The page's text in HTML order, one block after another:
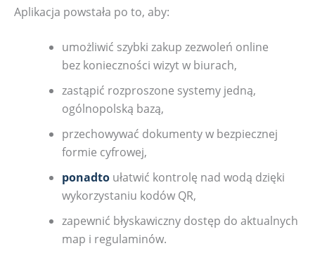
Aplikacja powstała po to, aby:
umożliwić szybki zakup zezwoleń online
bez konieczności wizyt w biurach,
zastąpić rozproszone systemy jedną,
ogólnopolską bazą,
przechowywać dokumenty w bezpiecznej
formie cyfrowej,
ponadto ułatwić kontrolę nad wodą dzięki
wykorzystaniu kodów QR,
zapewnić błyskawiczny dostęp do aktualnych
map i regulaminów.